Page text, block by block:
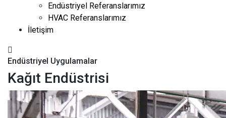
Endüstriyel Referanslarımız
HVAC Referanslarımız
İletişim
Endüstriyel Uygulamalar
Kağıt Endüstrisi